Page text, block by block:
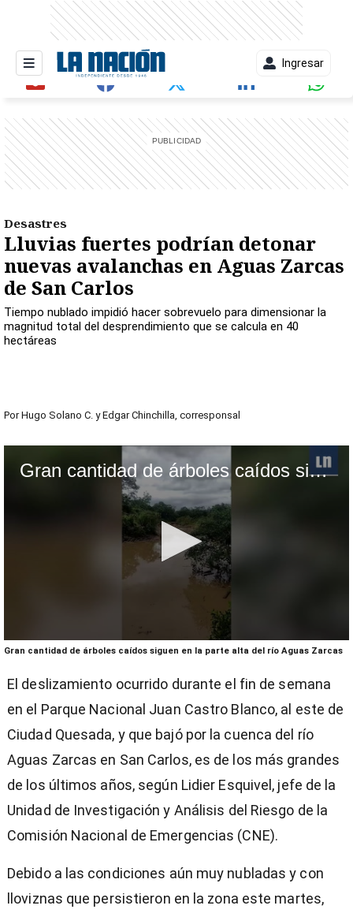
Ingresar
Desastres
Lluvias fuertes podrían detonar
nuevas avalanchas en Aguas Zarcas
de San Carlos
Tiempo nublado impidió hacer sobrevuelo para dimensionar la
magnitud total del desprendimiento que se calcula en 40
hectáreas
Por Hugo Solano C. y Edgar Chinchilla, corresponsal
Gran cantidad de árboles caídos siguen en la parte alta del río Aguas Zarcas
0
seconds
2
33
Gran cantidad de árboles caídos siguen en la parte alta del río Aguas Zarcas
El deslizamiento ocurrido durante el fin de semana
en el Parque Nacional Juan Castro Blanco, al este de
Ciudad Quesada, y que bajó por la cuenca del río
Aguas Zarcas en San Carlos, es de los más grandes
de los últimos años, según Lidier Esquivel, jefe de la
Unidad de Investigación y Análisis del Riesgo de la
Comisión Nacional de Emergencias (CNE).
Debido a las condiciones aún muy nubladas y con
lloviznas que persistieron en la zona este martes,